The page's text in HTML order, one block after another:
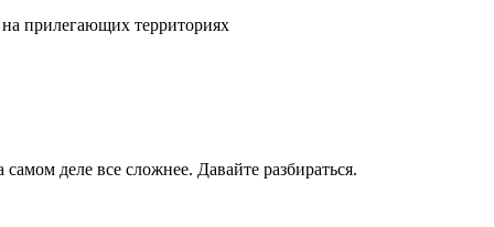
на прилегающих территориях
деле все сложнее. Давайте разбираться.